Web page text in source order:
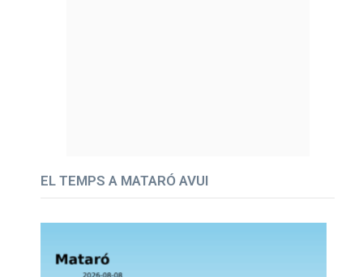
EL TEMPS A MATARÓ AVUI